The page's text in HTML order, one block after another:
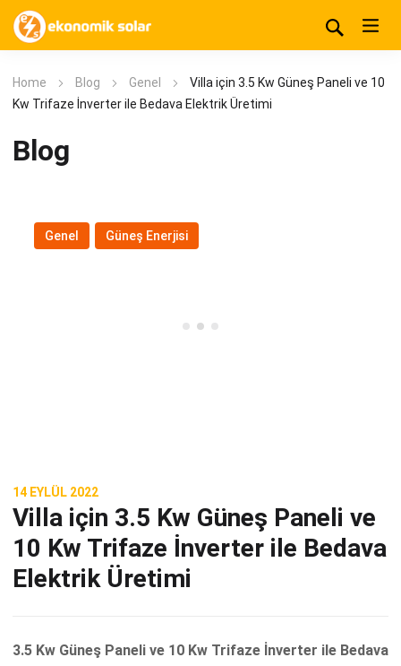
Home Blog Genel
Villa için 3.5 Kw Güneş Paneli ve 10
Kw Trifaze İnverter ile Bedava Elektrik Üretimi
Blog
Genel Güneş Enerjisi
14 EYLÜL 2022
Villa için 3.5 Kw Güneş Paneli ve
10 Kw Trifaze İnverter ile Bedava
Elektrik Üretimi
3.5 Kw Güneş Paneli ve 10 Kw Trifaze İnverter ile Bedava